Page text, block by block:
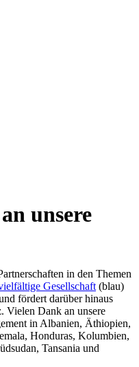
unsere
in den Themen
Gesellschaft (blau)
fördert darüber hinaus
Vielen Dank an unsere
in Albanien, Äthiopien,
Honduras, Kolumbien,
Tansania und